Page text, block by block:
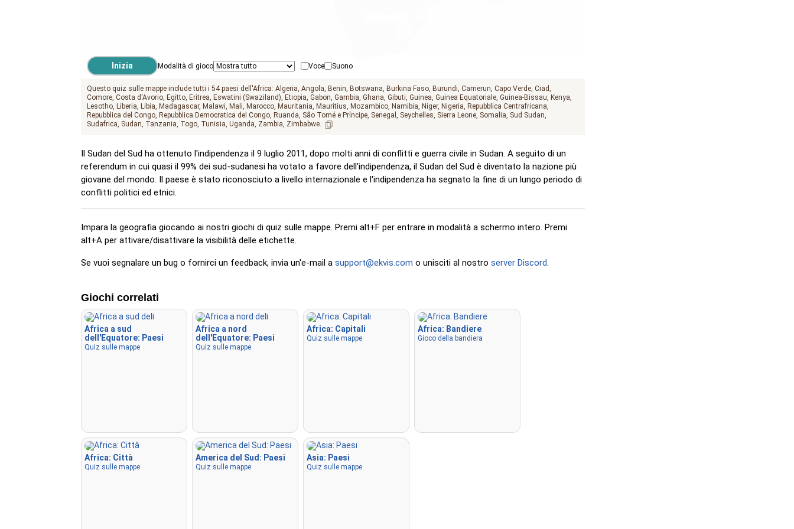
Modalità di gioco Voce Suono
Questo quiz sulle mappe include tutti i 54 paesi dell'Africa: Algeria Angola Benin Botswana Burkina Faso Burundi Camerun Capo Verde Ciad
Comore Costa d'Avorio Egitto Eritrea Eswatini (Swaziland) Etiopia Gabon Gambia Ghana Gibuti Guinea Guinea Equatoriale Guinea-Bissau
Kenya
Lesotho Liberia Libia Madagascar Malawi Mali Marocco Mauritania Mauritius Mozambico Namibia Niger Nigeria
Repubblica Centrafricana
Repubblica del Congo Repubblica Democratica del Congo Ruanda São Tomé e Príncipe Senegal Seychelles Sierra Leone Somalia Sud Sudan
Sudafrica Sudan Tanzania Togo Tunisia Uganda Zambia Zimbabwe
Il Sudan del Sud ha ottenuto l'indipendenza il 9 luglio 2011, dopo molti anni di conflitti e guerra civile in Sudan. A seguito di un
referendum in cui quasi il 99% dei sud-sudanesi ha votato a favore dell'indipendenza, il Sudan del Sud è diventato la nazione più
giovane del mondo. Il paese è stato riconosciuto a livello internazionale e l'indipendenza ha segnato la fine di un lungo periodo di
conflitti politici ed etnici.
Impara la geografia giocando ai nostri giochi di quiz sulle mappe. Premi alt+F per entrare in modalità a schermo intero. Premi
alt+A per attivare/disattivare la visibilità delle etichette.
Se vuoi segnalare un bug o fornirci un feedback, invia un'e-mail a support@ekvis.com o unisciti al nostro server Discord.
Giochi correlati
Africa a sud
dell'Equatore: Paesi
Quiz sulle mappe
Africa a nord
dell'Equatore: Paesi
Quiz sulle mappe
Africa: Capitali
Quiz sulle mappe
Africa: Bandiere
Gioco della bandiera
Africa: Città
Quiz sulle mappe
America del Sud: Paesi
Quiz sulle mappe
Asia: Paesi
Quiz sulle mappe